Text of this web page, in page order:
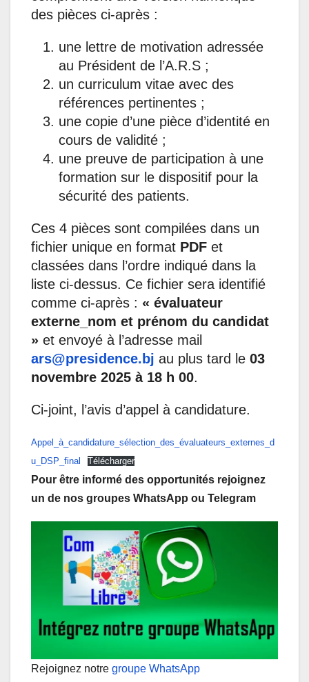
des pièces ci-après :
une lettre de motivation adressée
au Président de l’A.R.S ;
un curriculum vitae avec des
références pertinentes ;
une copie d’une pièce d’identité en
cours de validité ;
une preuve de participation à une
formation sur le dispositif pour la
sécurité des patients.
Ces 4 pièces sont compilées dans un
fichier unique en format PDF et
classées dans l’ordre indiqué dans la
liste ci-dessus. Ce fichier sera identifié
comme ci-après : « évaluateur
externe_nom et prénom du candidat
» et envoyé à l’adresse mail
ars@presidence.bj au plus tard le 03
novembre 2025 à 18 h 00.
Ci-joint, l’avis d’appel à candidature.
Appel_à_candidature_sélection_des_évaluateurs_externes_d
u_DSP_final
Télécharger
Pour être informé des opportunités rejoignez
un de nos groupes WhatsApp ou Telegram
Rejoignez notre groupe WhatsApp